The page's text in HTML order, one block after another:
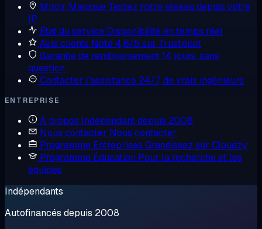
Miroir Magique Testez notre réseau depuis votre
IP
État du service Disponibilité en temps réel
Avis clients Noté 4,6/5 sur Trustpilot
Garantie de remboursement14 jours, sans
question
Contacter l'assistance 24/7, de vrais ingénieurs
ENTREPRISE
À propos Indépendant depuis 2008
Nous contacter Nous contacter
Programme Entreprises Grandissez sur Cloudzy
Programme Éducation Pour la recherche et les
équipes
Indépendants
Autofinancés depuis 2008